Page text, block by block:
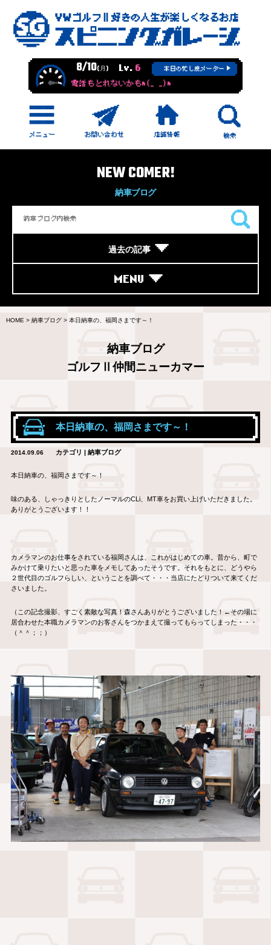
8/10(月) Lv. 6 本日の忙し度メーター
電話もとれないかもm(_ _)m
NEW COMER!
納車ブログ
過去の記事
MENU
HOME > 納車ブログ > 本日納車の、福岡さまです～！
納車ブログ
ゴルフⅡ仲間ニューカマー
本日納車の、福岡さまです～！
2014.09.06 カテゴリ | 納車ブログ
本日納車の、福岡さまです～！
味のある、しゃっきりとしたノーマルのCLi、MT車をお買い上げいただきました。
ありがとうございます！！
カメラマンのお仕事をされている福岡さんは、これがはじめての車。昔から、町で
みかけて乗りたいと思った車をメモしてあったそうです。それをもとに、どうやら
２世代目のゴルフらしい、ということを調べて・・・当店にたどりついて来てくだ
さいました。
（この記念撮影、すごく素敵な写真！森さんありがとうございました！←その場に
居合わせた本職カメラマンのお客さんをつかまえて撮ってもらってしまった・・・
（＾＾；；）